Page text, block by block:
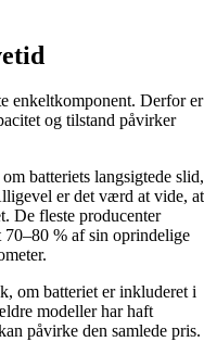
enkeltkomponent. Derfor er
og tilstand påvirker
batteriets langsigtede slid,
er det værd at vide, at
De fleste producenter
70–80 % af sin oprindelige
om batteriet er inkluderet i
modeller har haft
påvirke den samlede pris.